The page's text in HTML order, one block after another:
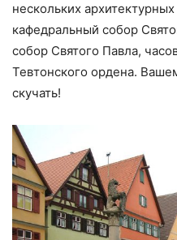
нескольких
кафедральный собор
собор Святого Павла,
Тевтонского ордена.
скучать!